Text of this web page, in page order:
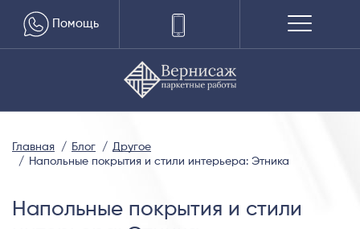
Помощь
Главная Блог
Другое
Напольные покрытия и стили интерьера: Этника
Напольные покрытия и стили